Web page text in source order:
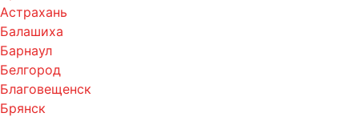
Астрахань
Балашиха
Барнаул
Белгород
Благовещенск
Брянск